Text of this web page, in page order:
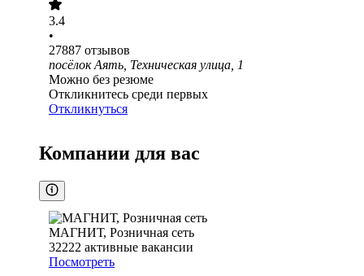
3.4
•
27887 отзывов
посёлок Аять, Техническая улица, 1
Можно без резюме
Откликнитесь среди первых
Откликнуться
Компании для вас
МАГНИТ, Розничная сеть
32222 активные вакансии
Посмотреть